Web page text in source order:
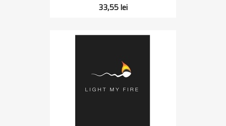
33,55 lei